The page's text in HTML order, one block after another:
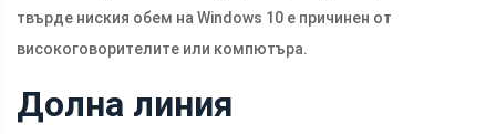
твърде ниския обем на Windows 10 е причинен от
високоговорителите или компютъра.
Долна линия